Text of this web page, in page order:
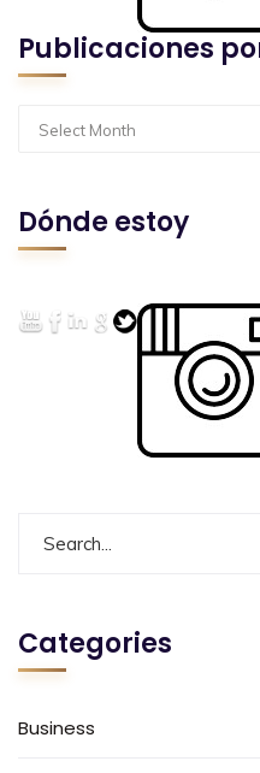
Publicaciones
Select Month
Dónde estoy
Categories
Business